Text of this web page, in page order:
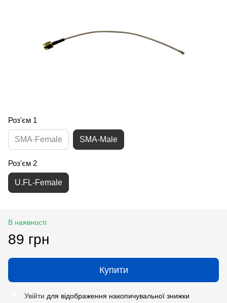
Роз'єм 1
SMA-Female SMA-Male
Роз'єм 2
U.FL-Female
В наявності
89 грн
Купити
Увійти для відображення накопичувальної знижки